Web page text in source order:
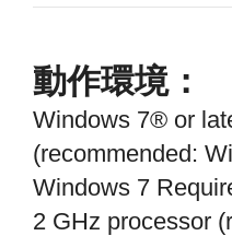
動作環境：
Windows 7® or
(recommended:
Windows 7
2 GHz processor